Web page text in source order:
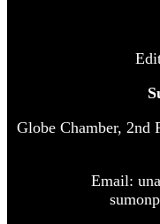
Globe Chamber, 2nd
Email: